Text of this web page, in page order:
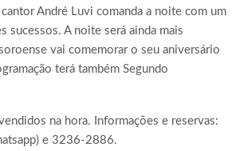
André Luvi comanda a noite com um
sucessos. A noite será ainda mais
vai comemorar o seu aniversário
terá também Segundo
na hora. Informações e reservas:
e 3236-2886.